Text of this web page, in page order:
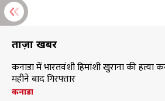
ताज़ा खबरें
कनाडा में भारतवंशी हिमांशी खुराना की हत्या
महीने बाद गिरफ्तार
कनाडा